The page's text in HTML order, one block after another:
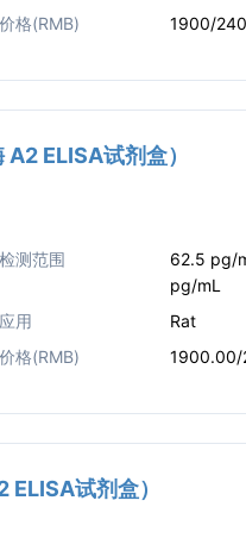
价格(RMB) 1900/
ELISA试剂盒）
检测范围
62.5 pg/
pg/mL
应用
Rat
价格(RMB)
试剂盒）